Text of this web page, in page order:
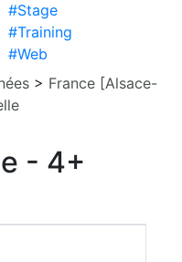
#Stage
#Training
#Web
> France [Alsace-
- 4+